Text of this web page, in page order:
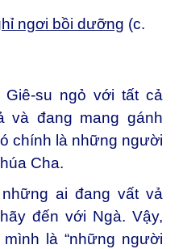
ngơi bồi dưỡng (c.
su ngỏ với tất cả
và đang mang gánh
chính là những người
Cha.
ai đang vất vả
đến với Ngà. Vậy,
là “những người